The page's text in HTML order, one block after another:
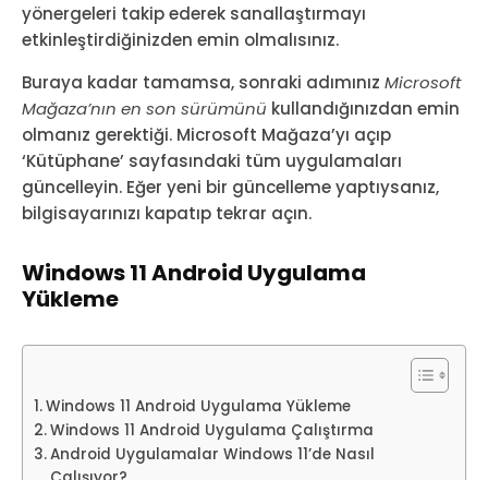
yönergeleri takip ederek sanallaştırmayı
etkinleştirdiğinizden emin olmalısınız.
Buraya kadar tamamsa, sonraki adımınız Microsoft
Mağaza’nın en son sürümünü kullandığınızdan emin
olmanız gerektiği. Microsoft Mağaza’yı açıp
‘Kütüphane’ sayfasındaki tüm uygulamaları
güncelleyin. Eğer yeni bir güncelleme yaptıysanız,
bilgisayarınızı kapatıp tekrar açın.
Windows 11 Android Uygulama
Yükleme
Windows 11 Android Uygulama Yükleme
Windows 11 Android Uygulama Çalıştırma
Android Uygulamalar Windows 11’de Nasıl